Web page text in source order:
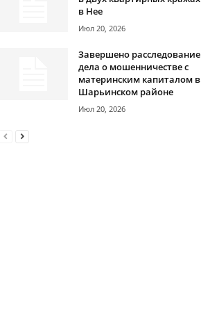
в Нее
Июл 20, 2026
Завершено расследование
дела о мошенничестве с
материнским капиталом в
Шарьинском районе
Июл 20, 2026